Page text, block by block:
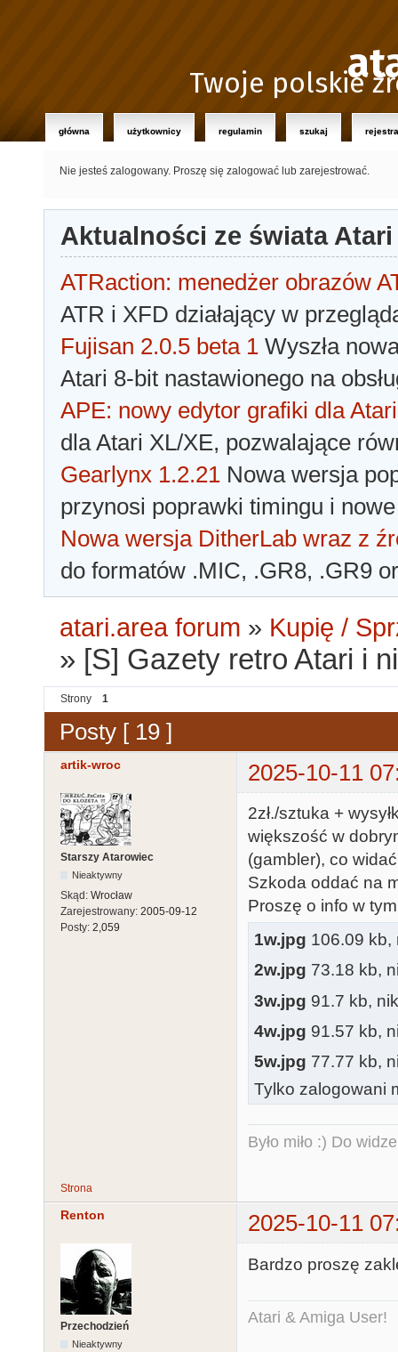
Twoje polskie
główna użytkownicy regulamin szukaj
Nie jesteś zalogowany. Proszę się zalogować lub zarejestrować.
Aktualności ze świata Atari
ATRaction: menedżer obrazów
ATR i XFD działający w
Fujisan 2.0.5 beta 1 Wyszła
Atari 8-bit nastawionego na
APE: nowy edytor grafiki dla Atari
dla Atari XL/XE, pozwalające
Gearlynx 1.2.21 Nowa wersja
przynosi poprawki timingu i
Nowa wersja DitherLab wraz z
do formatów .MIC, .GR8, .GR9
atari.area forum » Kupię /
» [S] Gazety retro Atari i
Strony 1
Posty [ 19 ]
artik-wroc 2025-10-11
Starszy Atarowiec
Nieaktywny
Skąd: Wrocław
Zarejestrowany: 2005-09-12
Posty: 2,059
2zł./sztuka +
większość w
(gambler), co
Szkoda oddać na
Proszę o info w
1w.jpg 106.09 kb,
2w.jpg 73.18 kb,
3w.jpg 91.7 kb,
4w.jpg 91.57 kb,
5w.jpg 77.77 kb,
Tylko zalogowani
Było miło :) Do
Strona
Renton 2025-10-11
Przechodzień
Nieaktywny
Bardzo proszę
Atari & Amiga User!